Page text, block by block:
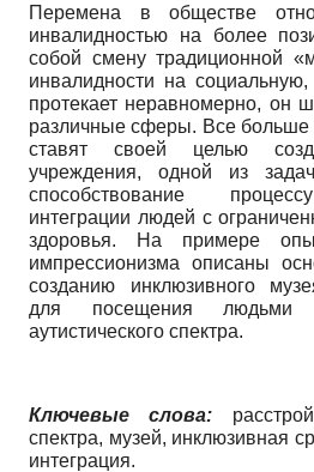
Перемена в обществе
инвалидностью на более
собой смену традиционной
инвалидности на
протекает неравномерно, он
различные сферы. Все больше
ставят своей целью
учреждения, одной из
способствование
интеграции людей с
здоровья. На примере
импрессионизма описаны
созданию инклюзивного
для посещения людьми
аутистического спектра.
Ключевые слова:
спектра, музей, инклюзивная
интеграция.